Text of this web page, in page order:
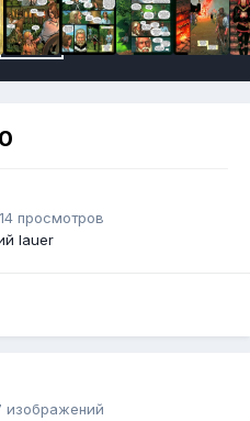
просмотров
lauer
изображений